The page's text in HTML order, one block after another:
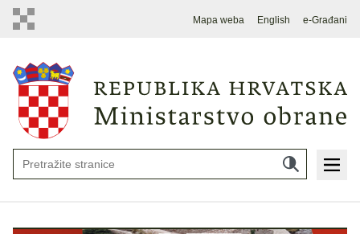
Mapa weba English e-Građani